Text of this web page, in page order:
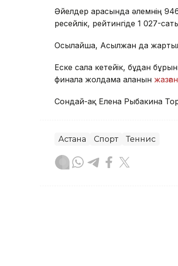
Әйелдер арасында әлемнің
ресейлік, рейтингіде 1 027-
Осылайша, Асылжан да
Еске сала кетейік, бұдан
финалға жолдама алғанын
Сондай-ақ Елена Рыбакина
Астана Спорт Теннис